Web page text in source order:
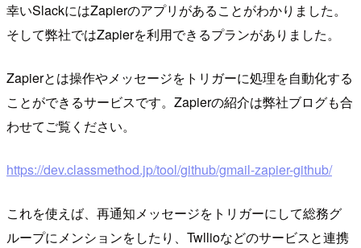
幸いSlackにはZapierのアプリがあることがわかりました。
そして弊社ではZapierを利用できるプランがありました。
Zapierとは操作やメッセージをトリガーに処理を自動化する
ことができるサービスです。Zapierの紹介は弊社ブログも合
わせてご覧ください。
https://dev.classmethod.jp/tool/github/gmail-zapier-github/
これを使えば、再通知メッセージをトリガーにして総務グ
ループにメンションをしたり、Twllioなどのサービスと連携